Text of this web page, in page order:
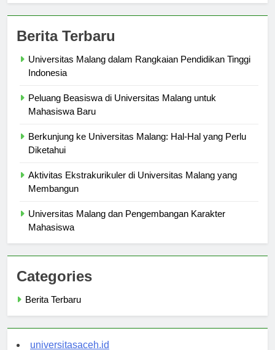
Universitas Malang dalam Rangkaian Pendidikan Tinggi
Peluang Beasiswa di Universitas Malang untuk
Berkunjung ke Universitas Malang: Hal-Hal yang Perlu
Aktivitas Ekstrakurikuler di Universitas Malang yang
Universitas Malang dan Pengembangan Karakter
Categories